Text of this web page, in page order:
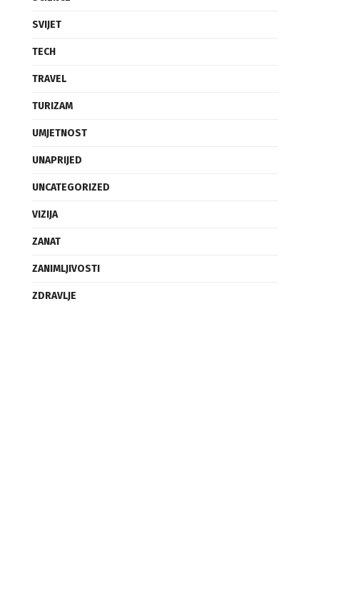
SVIJET
TECH
TRAVEL
TURIZAM
UMJETNOST
UNAPRIJED
UNCATEGORIZED
VIZIJA
ZANAT
ZANIMLJIVOSTI
ZDRAVLJE